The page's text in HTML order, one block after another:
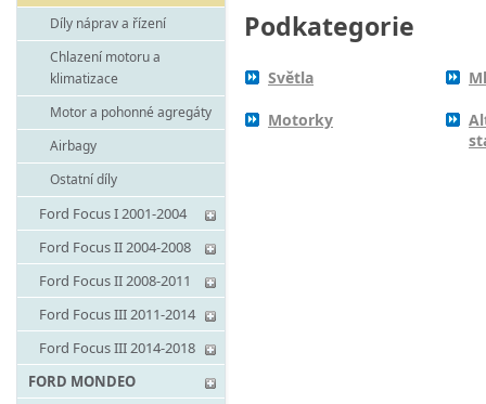
Díly náprav a řízení
Chlazení motoru a
klimatizace
Motor a pohonné agregáty
Airbagy
Ostatní díly
Ford Focus I 2001-2004
Ford Focus II 2004-2008
Ford Focus II 2008-2011
Ford Focus III 2011-2014
Ford Focus III 2014-2018
FORD MONDEO
Podkategorie
Světla
Motorky